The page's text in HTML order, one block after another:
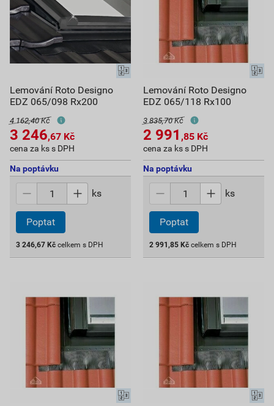
Lemování Roto Designo
EDZ 065/098 Rx200
4 162,40 Kč
3 246,67 Kč
cena za ks s DPH
Na poptávku
ks
Poptat
3 246,67 Kč celkem s DPH
Lemování Roto Designo
EDZ 065/118 Rx100
3 835,70 Kč
2 991 ,85 Kč
cena za ks s DPH
Na poptávku
ks
Poptat
2 991,85 Kč celkem s DPH